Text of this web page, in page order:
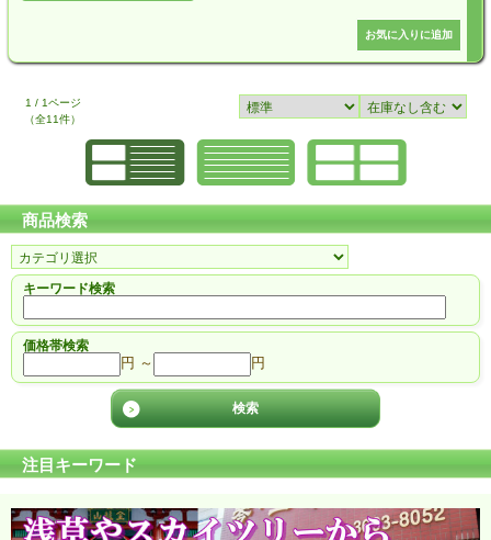
1 / 1ページ
（全11件）
商品検索
キーワード検索
価格帯検索
円 ～ 円
注目キーワード